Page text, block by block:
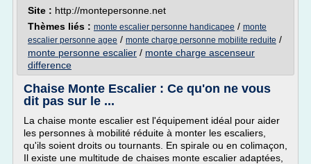
Site : http://montepersonne.net
Thèmes liés : monte escalier personne handicapee / monte
escalier personne agee / monte charge personne mobilite reduite /
monte personne escalier / monte charge ascenseur
difference
Chaise Monte Escalier : Ce qu'on ne vous
dit pas sur le ...
La chaise monte escalier est l'équipement idéal pour aider
les personnes à mobilité réduite à monter les escaliers,
qu'ils soient droits ou tournants. En spirale ou en colimaçon,
Il existe une multitude de chaises monte escalier adaptées,